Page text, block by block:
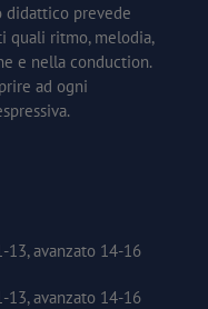
didattico prevede
quali ritmo, melodia,
e nella conduction.
ad ogni
avanzato 14-16
avanzato 14-16